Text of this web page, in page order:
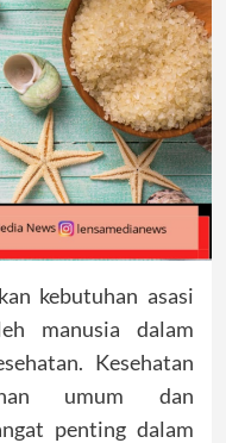
kebutuhan asasi
manusia dalam
Kesehatan
umum dan
penting dalam